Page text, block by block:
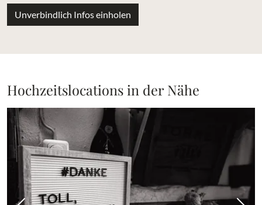
Unverbindlich Infos einholen
Hochzeitslocations in der Nähe